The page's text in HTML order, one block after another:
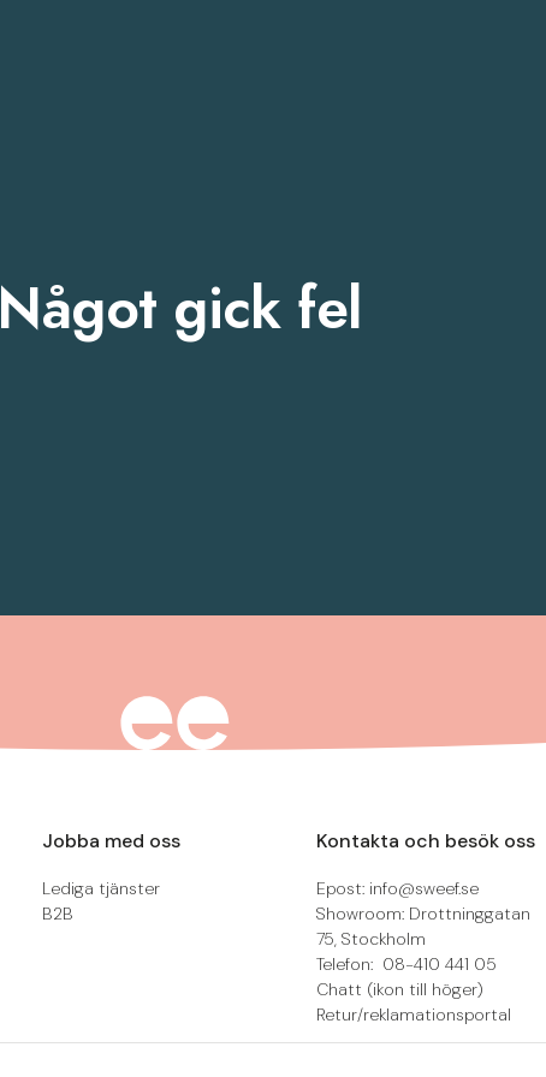
Något gick fel
Jobba med oss
Lediga tjänster
B2B
Kontakta och besök oss
Epost: info@sweef.se
Showroom: Drottninggatan
75, Stockholm
Telefon: 08-410 441 05
Chatt (ikon till höger)
Retur/reklamationsportal